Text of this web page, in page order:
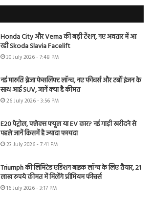
Honda City और Verna की बढ़ी टेंशन, नए अवतार में आ
रही Skoda Slavia Facelift
30 July 2026 - 7:48 PM
नई मारुति ब्रेजा फेसलिफ्ट लॉन्च, नए फीचर्स और टर्बो इंजन के
साथ आई SUV, जानें क्या है कीमत
26 July 2026 - 3:56 PM
E20 पेट्रोल, फ्लेक्स फ्यूल या EV कार? नई गाड़ी खरीदने से
पहले जानें किसमें है ज्यादा फायदा
23 July 2026 - 7:41 PM
Triumph की लिमिटेड एडिशन बाइक लॉन्च के लिए तैयार, 21
लाख रुपये कीमत में मिलेंगे प्रीमियम फीचर्स
16 July 2026 - 3:17 PM